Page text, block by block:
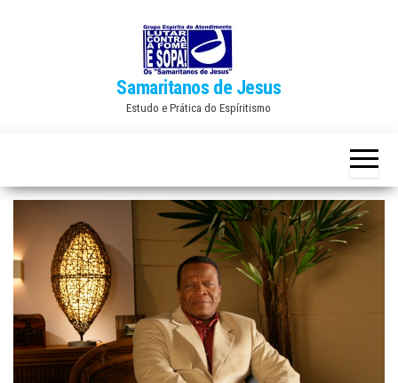
Samaritanos de Jesus
Estudo e Prática do Espíritismo